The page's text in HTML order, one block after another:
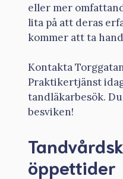
eller mer
lita på att deras
kommer att ta
Kontakta
Praktikertjänst
tandläkarbesök.
besviken!
öppettider